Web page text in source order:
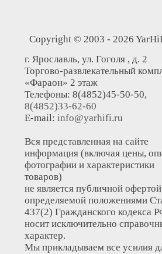
Copyright © 2003 - 2026
г. Ярославль, ул. Гоголя , д. 2
Торгово-развлекательный
«Фараон» 2 этаж
Телефоны: 8(4852)45-50-50,
8(4852)33-62-60
E-mail: info@yarhifi.ru
Вся представленная на сайте
информация (включая цены,
фотографии и характеристики
товаров)
не является публичной
определяемой положениями
437(2) Гражданского кодекса
носит исключительно
характер.
Мы прикладываем все усилия